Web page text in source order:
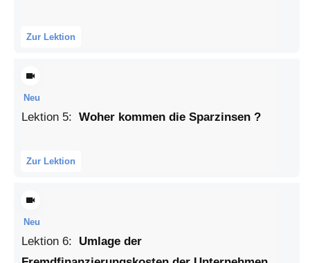
Zur Lektion
Neu
Lektion 5: Woher kommen die Sparzinsen ?
Zur Lektion
Neu
Lektion 6: Umlage der